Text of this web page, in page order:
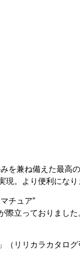
を兼ね備えた最高の
。より便利になり
チュア”
立っておりました
リリカラカタログ